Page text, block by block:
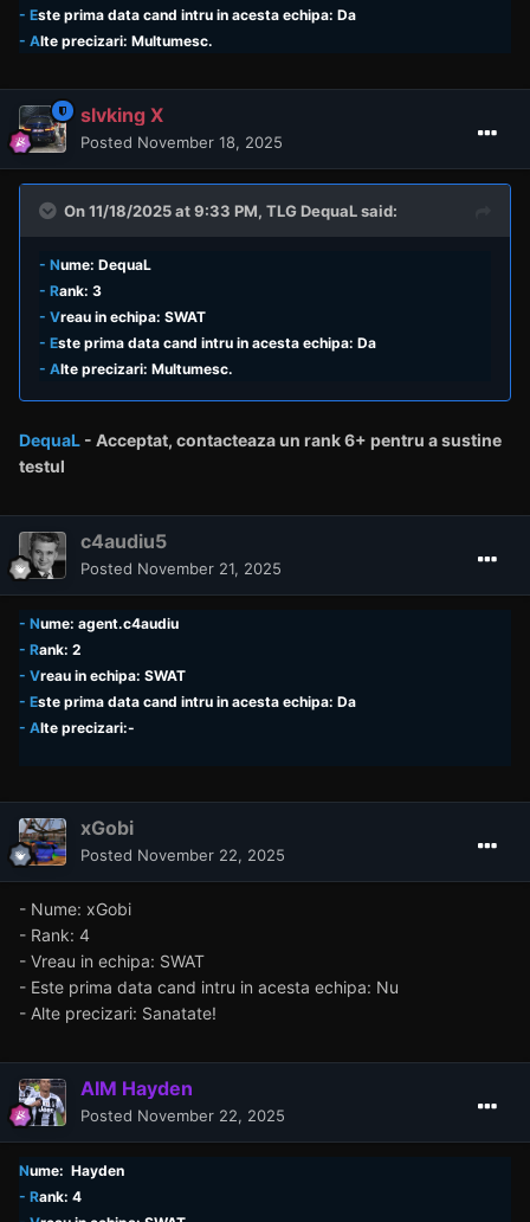
- Este prima data cand intru in acesta echipa: Da
- Alte precizari: Multumesc.
slvking X
Posted November 18, 2025
On 11/18/2025 at 9:33 PM,TLG DequaLsaid:
- Nume: DequaL
- Rank: 3
- Vreau in echipa: SWAT
- Este prima data cand intru in acesta echipa: Da
- Alte precizari: Multumesc.
DequaL - Acceptat, contacteaza un rank6+ pentru a sustine
testul
c4audiu5
Posted November 21, 2025
- Nume: agent.c4audiu
- Rank: 2
- Vreau in echipa: SWAT
- Este prima data cand intru in acesta echipa: Da
- Alte precizari:-
xGobi
Posted November 22, 2025
- Nume: xGobi
- Rank: 4
- Vreau in echipa: SWAT
- Este prima data cand intru in acesta echipa: Nu
- Alte precizari: Sanatate!
AIM Hayden
Posted November 22, 2025
Nume: Hayden
- Rank: 4